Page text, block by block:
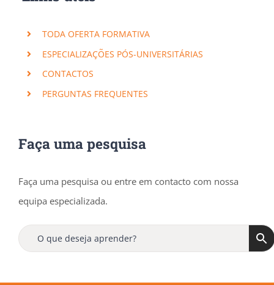
TODA OFERTA FORMATIVA
ESPECIALIZAÇÕES PÓS-UNIVERSITÁRIAS
CONTACTOS
PERGUNTAS FREQUENTES
Faça uma pesquisa
Faça uma pesquisa ou entre em contacto com nossa
equipa especializada.